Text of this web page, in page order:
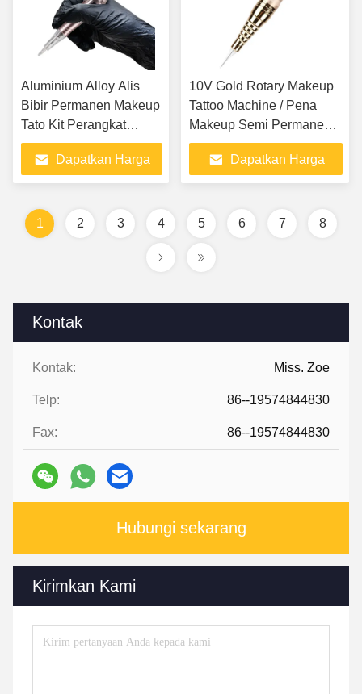
Kontak
Kontak: Miss. Zoe
Telp: 86--19574844830
Fax: 86--19574844830
Hubungi sekarang
Kirimkan Kami
Aluminium Alloy Alis
Bibir Permanen Makeup
Tato Kit Perangkat
Dermografo
Dapatkan Harga
10V Gold Rotary Makeup
Tattoo Machine / Pena
Makeup Semi Permanen
Untuk Alis Dan Bibir
Dapatkan Harga
1 2 3 4 5 6 7 8